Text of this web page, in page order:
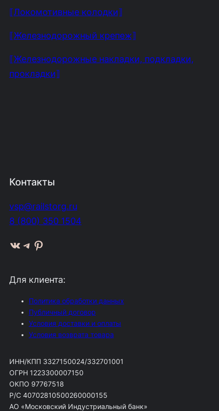
⟦Локомотивные колодки⟧
⟦Железнодорожный крепеж⟧
⟦Железнодорожные накладки, подкладки,
прокладки⟧
Контакты
vsp@railstorg.ru
8 (800) 350 1504
ВКонтакте Telegram Pinterest
Для клиента:
Политика обработки данных
Публичный договор
Условия доставки и оплаты
Условия возврата товара
ИНН/КПП 3327150024/332701001
ОГРН 1223300007150
ОКПО 97767518
Р/С 40702810500260000155
АО «Московский Индустриальный банк»